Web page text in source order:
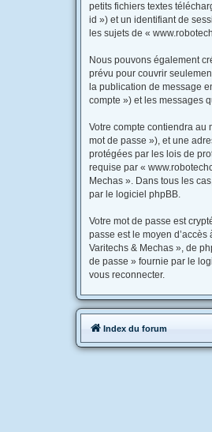
petits fichiers textes
id ») et un identifiant de
les sujets de «
Nous pouvons également
prévu pour couvrir
la publication de message
compte ») et les messages
Votre compte contiendra au
mot de passe »), et une
protégées par les lois de
requise par «
Mechas ». Dans tous les
par le logiciel phpBB.
Votre mot de passe est
passe est le moyen
Varitechs & Mechas », de
de passe » fournie par le
vous reconnecter.
Index du forum